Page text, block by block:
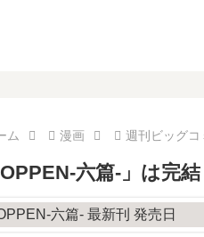
ム 漫画 週刊ビッグ
六篇-」は完